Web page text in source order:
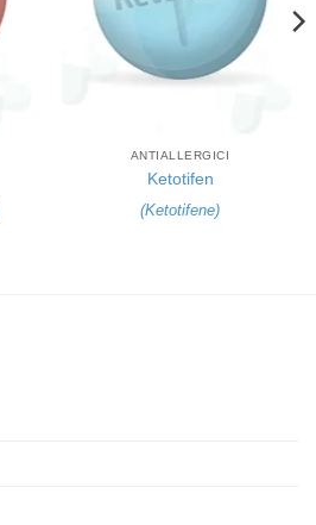
ANTIALLERGICI
Ketotifen
(Ketotifene)